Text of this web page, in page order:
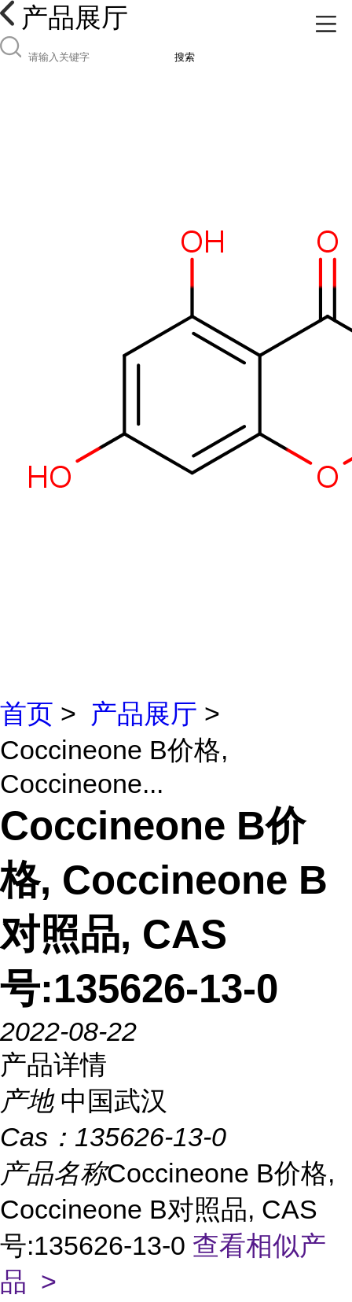
产品展厅
搜索
首页 > 产品展厅 >
Coccineone B价格,
Coccineone...
Coccineone B价
格, Coccineone B
对照品, CAS
号:135626-13-0
2022-08-22
产品详情
产地 中国武汉
Cas： 135626-13-0
产品名称Coccineone B价格,
Coccineone B对照品, CAS
号:135626-13-0 查看相似产
品 >